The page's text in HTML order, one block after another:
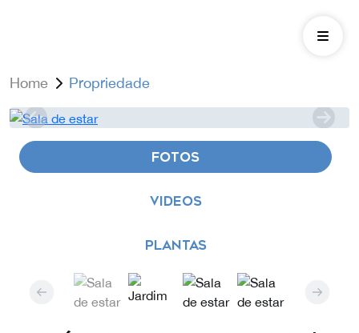
Home Propriedade
FOTOS
VIDEOS
PLANTAS